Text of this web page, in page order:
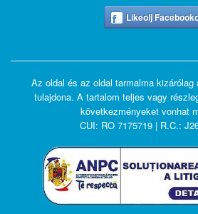
Likeolj
Az oldal és az oldal tarmalma kizárólag
tulajdona. A tartalom teljes vagy
következményeket vonhat
CUI: RO 7175719 | R.C.: